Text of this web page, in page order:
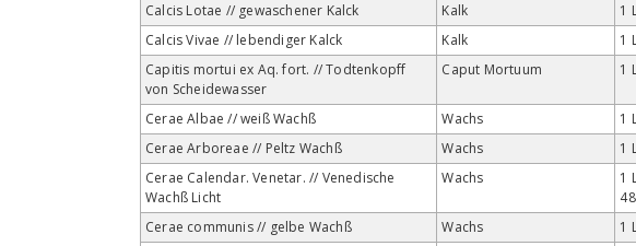
Calcis Lotae // gewaschener Kalck
Kalk 1
Calcis Vivae // lebendiger Kalck
Kalk 1
Capitis mortui ex Aq. fort. // Todtenkopff
von Scheidewasser
Caput Mortuum 1
Cerae Albae // weiß Wachß Wachs 1
Cerae Arboreae // Peltz Wachß
Wachs 1
Cerae Calendar. Venetar. // Venedische
Wachß Licht
Wachs
1
Cerae communis // gelbe Wachß
Wachs 1